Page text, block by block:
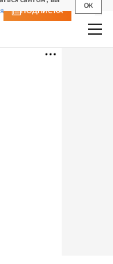
OK
ПОДПИСКА